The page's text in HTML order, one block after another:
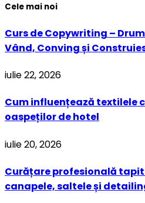
Cele mai noi
Curs de Copywriting –
Vând, Conving și
iulie 22, 2026
Cum influențează textilele
oaspeților de hotel
iulie 20, 2026
Curățare profesională
canapele, saltele și